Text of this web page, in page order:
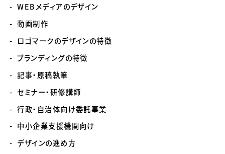
WEBメディアのデザイン
動画制作
ロゴマークのデザインの特徴
ブランディングの特徴
記事・原稿執筆
セミナー・研修講師
行政・自治体向け委託事業
中小企業支援機関向け
デザインの進め方